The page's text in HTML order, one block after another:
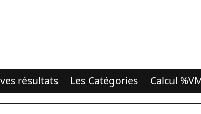
résultats Les Catégories Calcul